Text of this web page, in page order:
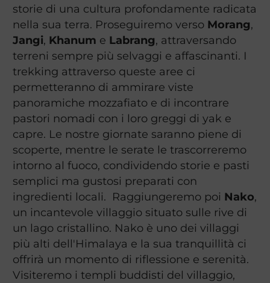
storie di una cultura profondamente radicata
nella sua terra. Proseguiremo verso Morang,
Jangi, Khanum e Labrang, attraversando
terreni sempre più selvaggi e affascinanti. I
trekking attraverso queste aree ci
permetteranno di ammirare viste
panoramiche mozzafiato e di incontrare
pastori nomadi con i loro greggi di yak e
capre. Le nostre giornate saranno piene di
scoperte, mentre le serate le trascorreremo
intorno al fuoco, condividendo storie e pasti
semplici ma gustosi preparati con
ingredienti locali. Raggiungeremo poi Nako,
un incantevole villaggio situato sulle rive di
un lago cristallino. Nako è uno dei villaggi
più alti dell'Himalaya e la sua tranquillità ci
offrirà un momento di riflessione e serenità.
Visiteremo i templi buddisti del villaggio,